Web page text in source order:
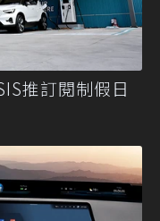
推訂閱制假日